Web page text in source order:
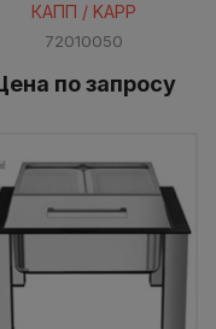
КАПП / KAPP
72010050
по запросу